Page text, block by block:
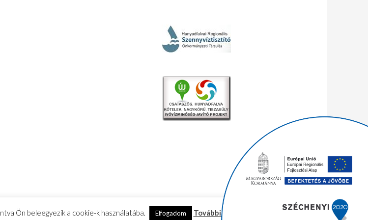
Ön beleegyezik a cookie-k használatába. Elfogadom További információ